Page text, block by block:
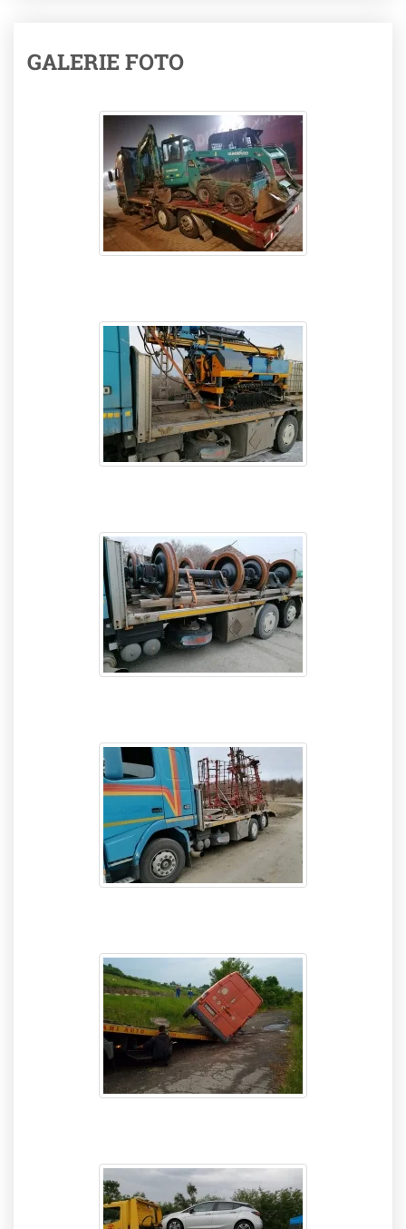
GALERIE FOTO